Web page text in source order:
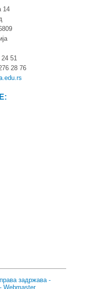
14
51
28 76
задржава -
- Webmaster